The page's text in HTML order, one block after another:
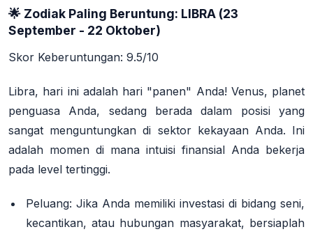
🌟 Zodiak Paling Beruntung: LIBRA (23
September - 22 Oktober)
Skor Keberuntungan: 9.5/10
Libra, hari ini adalah hari "panen" Anda! Venus, planet
penguasa Anda, sedang berada dalam posisi yang
sangat menguntungkan di sektor kekayaan Anda. Ini
adalah momen di mana intuisi finansial Anda bekerja
pada level tertinggi.
Peluang: Jika Anda memiliki investasi di bidang seni,
kecantikan, atau hubungan masyarakat, bersiaplah